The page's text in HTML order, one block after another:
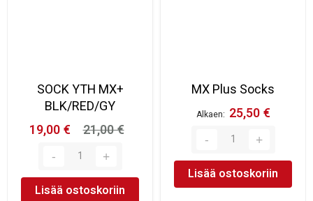
SOCK YTH MX+
BLK/RED/GY
19,00 €
21,00 €
Lisää ostoskoriin
MX Plus Socks
Alkaen 25,50 €
Lisää ostoskoriin